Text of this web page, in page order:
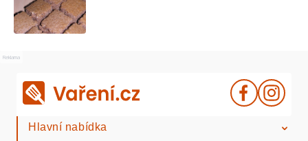
Reklama
Hlavní nabídka